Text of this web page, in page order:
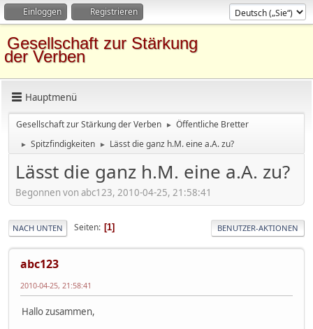
Einloggen Registrieren
Gesellschaft zur Stärkung
der Verben
Hauptmenü
Gesellschaft zur Stärkung der Verben ► Öffentliche Bretter
► Spitzfindigkeiten ► Lässt die ganz h.M. eine a.A. zu?
Lässt die ganz h.M. eine a.A. zu?
Begonnen von abc123, 2010-04-25, 21:58:41
NACH UNTEN Seiten 1 BENUTZER-AKTIONEN
abc123
2010-04-25, 21:58:41
Hallo zusammen,